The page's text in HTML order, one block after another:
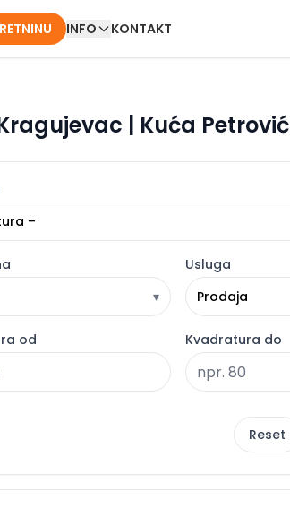
INFO KONTAKT
| Kuća Petrović
–
▾
Usluga
Prodaja
od Kvadratura do
Reset